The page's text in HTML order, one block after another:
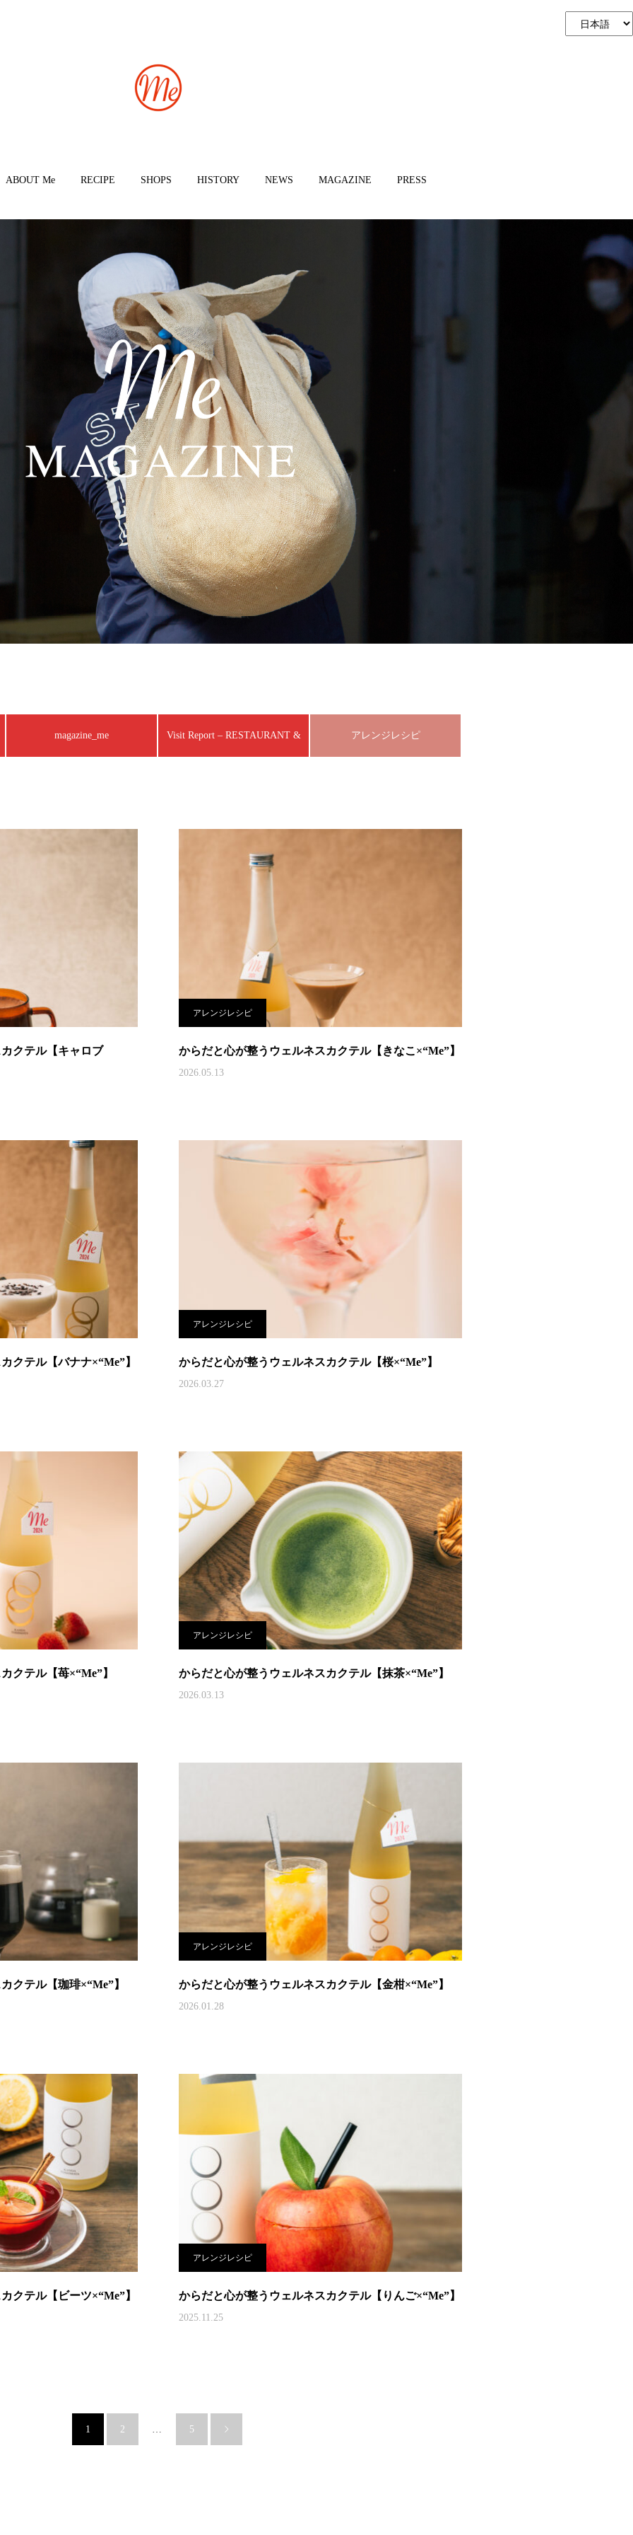
ABOUT Me RECIPE SHOPS HISTORY NEWS MAGAZINE PRESS
magazine_me Visit Report – RESTAURANT & アレンジレシピ
クテル【キャロブ
アレンジレシピ
からだと心が整うウェルネスカクテル【きなこ×“Me”】
2026.05.13
クテル【バナナ×“Me”】
アレンジレシピ
からだと心が整うウェルネスカクテル【桜×“Me”】
2026.03.27
クテル【苺×“Me”】
アレンジレシピ
からだと心が整うウェルネスカクテル【抹茶×“Me”】
2026.03.13
クテル【珈琲×“Me”】
アレンジレシピ
からだと心が整うウェルネスカクテル【金柑×“Me”】
2026.01.28
クテル【ビーツ×“Me”】
アレンジレシピ
からだと心が整うウェルネスカクテル【りんご×“Me”】
2025.11.25
1 2 … 5